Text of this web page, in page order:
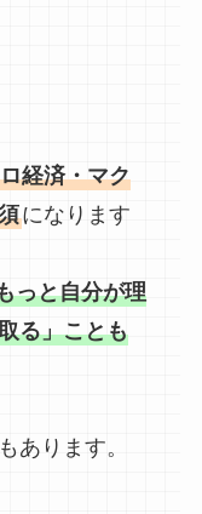
経済・マク
になります
っと自分が理
る」ことも
あります。